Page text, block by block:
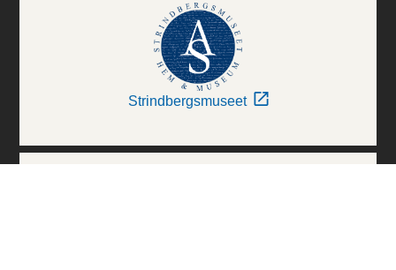
Strindbergsmuseet